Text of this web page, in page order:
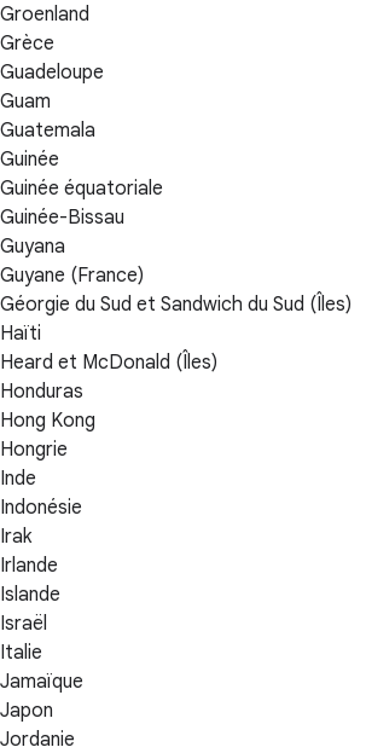
Groenland
Grèce
Guadeloupe
Guam
Guatemala
Guinée
Guinée équatoriale
Guinée-Bissau
Guyana
Guyane (France)
Géorgie du Sud et Sandwich du Sud (Îles)
Haïti
Heard et McDonald (Îles)
Honduras
Hong Kong
Hongrie
Inde
Indonésie
Irak
Irlande
Islande
Israël
Italie
Jamaïque
Japon
Jordanie